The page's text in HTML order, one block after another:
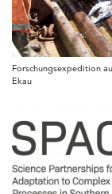
Forschungsexpedition
Ekau